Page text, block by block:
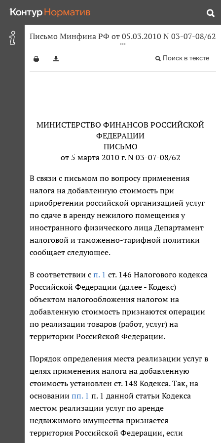
Письмо Минфина РФ от 05.03.2010 N 03-07-08/62
Поиск в тексте
МИНИСТЕРСТВО ФИНАНСОВ РОССИЙСКОЙ
ФЕДЕРАЦИИ
ПИСЬМО
от 5 марта 2010 г. N 03-07-08/62
В связи с письмом по вопросу применения
налога на добавленную стоимость при
приобретении российской организацией услуг
по сдаче в аренду нежилого помещения у
иностранного физического лица Департамент
налоговой и таможенно-тарифной политики
сообщает следующее.
В соответствии с п. 1 ст. 146 Налогового кодекса
Российской Федерации (далее - Кодекс)
объектом налогообложения налогом на
добавленную стоимость признаются операции
по реализации товаров (работ, услуг) на
территории Российской Федерации.
Порядок определения места реализации услуг в
целях применения налога на добавленную
стоимость установлен ст. 148 Кодекса. Так, на
основании пп. 1 п. 1 данной статьи Кодекса
местом реализации услуг по аренде
недвижимого имущества признается
территория Российской Федерации, если